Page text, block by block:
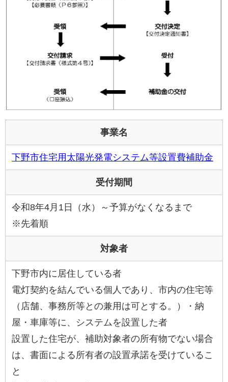
事業名
下野市住宅用太陽光発電システム等設置費補助金
受付期間
令和8年4月1日（水）～予算がなくなるまで
※先着順
対象者
下野市内に居住している者
電灯契約を結んでいる個人であり、市内の住宅等
（店舗、事務所等との兼用は可とする。）・納
屋・車庫等に、システムを設置した者
設置した住宅が、補助対象者の所有物でない場合
は、書面による所有者の設置承諾を受けているこ
と